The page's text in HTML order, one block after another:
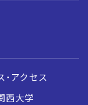
・アクセス
西大学